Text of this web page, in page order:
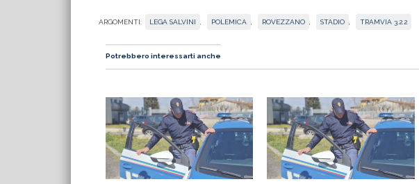
ARGOMENTI: LEGA SALVINI POLEMICA ROVEZZANO STADIO TRAMVIA 3.2.2
Potrebbero interessarti anche